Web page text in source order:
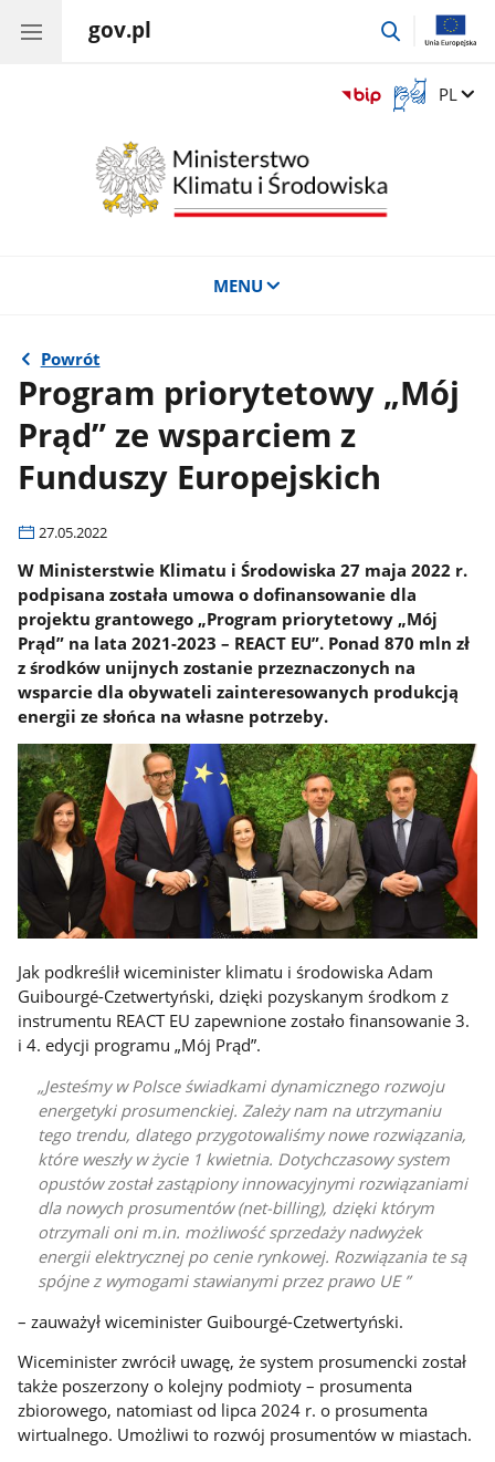
gov.pl
przejdź
Otwórz
okno
Zmień
PL
MENU
Powrót
Program priorytetowy „Mój
Prąd” ze wsparciem z
Funduszy Europejskich
27.05.2022
W Ministerstwie Klimatu i Środowiska 27 maja 2022 r.
podpisana została umowa o dofinansowanie dla
projektu grantowego „Program priorytetowy „Mój
Prąd” na lata 2021-2023 – REACT EU”. Ponad 870 mln zł
z środków unijnych zostanie przeznaczonych na
wsparcie dla obywateli zainteresowanych produkcją
energii ze słońca na własne potrzeby.
Jak podkreślił wiceminister klimatu i środowiska Adam
Guibourgé-Czetwertyński, dzięki pozyskanym środkom z
instrumentu REACT EU zapewnione zostało finansowanie 3.
i 4. edycji programu „Mój Prąd”.
Jesteśmy w Polsce świadkami dynamicznego rozwoju
energetyki prosumenckiej. Zależy nam na utrzymaniu
tego trendu, dlatego przygotowaliśmy nowe rozwiązania,
które weszły w życie 1 kwietnia. Dotychczasowy system
opustów został zastąpiony innowacyjnymi rozwiązaniami
dla nowych prosumentów (net-billing), dzięki którym
otrzymali oni m.in. możliwość sprzedaży nadwyżek
energii elektrycznej po cenie rynkowej. Rozwiązania te są
spójne z wymogami stawianymi przez prawo UE
– zauważył wiceminister Guibourgé-Czetwertyński.
Wiceminister zwrócił uwagę, że system prosumencki został
także poszerzony o kolejny podmioty – prosumenta
zbiorowego, natomiast od lipca 2024 r. o prosumenta
wirtualnego. Umożliwi to rozwój prosumentów w miastach.